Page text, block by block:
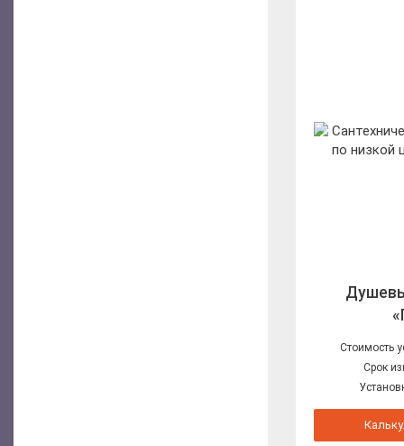
Стоимость
Срок